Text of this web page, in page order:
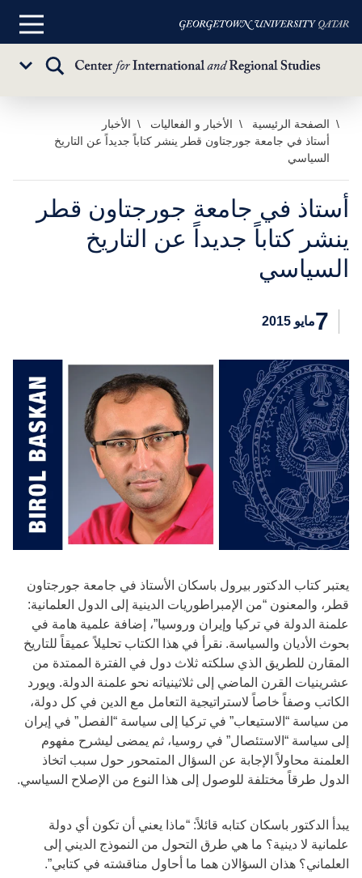
تخطي
المحتوى
الرئيسي
القائمة
تبديل
الصفحة الرئيسية الأخبار و الفعاليات
الأخبار
أستاذ في جامعة جورجتاون قطر ينشر كتاباً جديداً عن التاريخ
السياسي
أستاذ في جامعة جورجتاون قطر
ينشر كتاباً جديداً عن التاريخ
السياسي
7مايو 2015
يعتبر كتاب الدكتور بيرول باسكان الأستاذ في جامعة جورجتاون
قطر، والمعنون “من الإمبراطوريات الدينية إلى الدول العلمانية:
علمنة الدولة في تركيا وإيران وروسيا”، إضافة علمية هامة في
بحوث الأديان والسياسة. نقرأ في هذا الكتاب تحليلاً عميقاً للتاريخ
المقارن للطريق الذي سلكته ثلاث دول في الفترة الممتدة من
عشرينيات القرن الماضي إلى ثلاثينياته نحو علمنة الدولة. ويورد
الكاتب وصفاً خاصاً لاستراتيجية التعامل مع الدين في كل دولة،
من سياسة “الاستيعاب” في تركيا إلى سياسة “الفصل” في إيران
إلى سياسة “الاستئصال” في روسيا، ثم يمضى ليشرح مفهوم
العلمنة محاولاً الإجابة عن السؤال المتمحور حول سبب اتخاذ
الدول طرقاً مختلفة للوصول إلى هذا النوع من الإصلاح السياسي.
يبدأ الدكتور باسكان كتابه قائلاً: “ماذا يعني أن تكون أي دولة
علمانية لا دينية؟ ما هي طرق التحول من النموذج الديني إلى
العلماني؟ هذان السؤالان هما ما أحاول مناقشته في كتابي”.